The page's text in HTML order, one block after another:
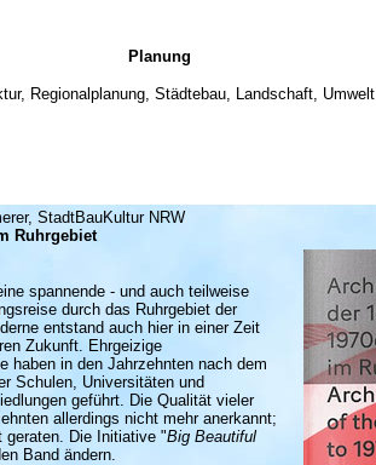
Planung
Regionalplanung, Städtebau, Landschaft, Umwelt
StadtBauKultur NRW
Ruhrgebiet
spannende - und auch teilweise
durch das Ruhrgebiet der
entstand auch hier in einer Zeit
Zukunft. Ehrgeizige
haben in den Jahrzehnten nach dem
Schulen, Universitäten und
geführt. Die Qualität vieler
allerdings nicht mehr anerkannt;
geraten. Die Initiative "Big Beautiful
Band ändern.